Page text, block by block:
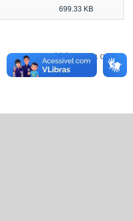
699.33 KB
Voltar para o topo